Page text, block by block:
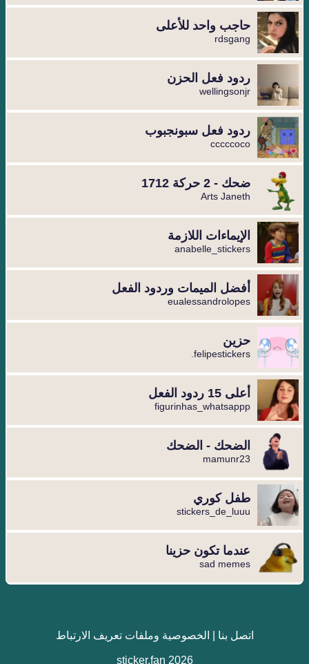
حاجب واحد للأعلى
rdsgang
ردود فعل الحزن
wellingsonjr
ردود فعل سبونجبوب
cccccoco
ضحك - 2 حركة 1712
Arts Janeth
الإيماءات اللازمة
anabelle_stickers
أفضل الميمات وردود الفعل
eualessandrolopes
حزين
felipestickers.
أعلى 15 ردود الفعل
figurinhas_whatsappp
الضحك - الضحك
mamunr23
طفل كوري
stickers_de_luuu
عندما تكون حزينا
sad memes
اتصل بنا الخصوصية وملفات تعريف الارتباط
sticker.fan 2026